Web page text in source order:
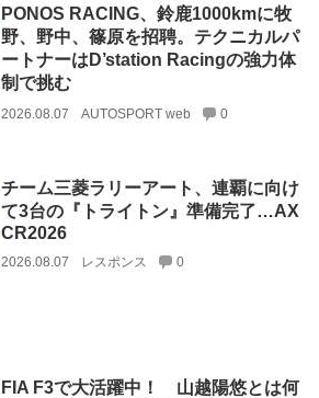
PONOS RACING、鈴鹿1000kmに牧
野、野中、篠原を招聘。テクニカルパ
ートナーはD’station Racingの強力体
制で挑む
2026.08.07 AUTOSPORT web 0
チーム三菱ラリーアート、連覇に向け
て3台の『トライトン』準備完了…AX
CR2026
2026.08.07 レスポンス 0
FIA F3で大活躍中！ 山越陽悠とは何